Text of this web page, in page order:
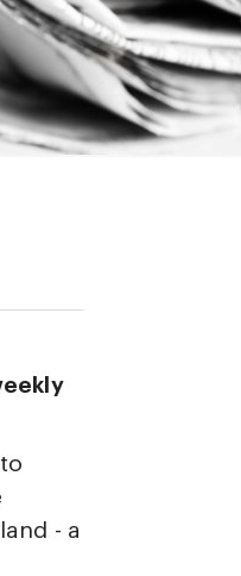
- a